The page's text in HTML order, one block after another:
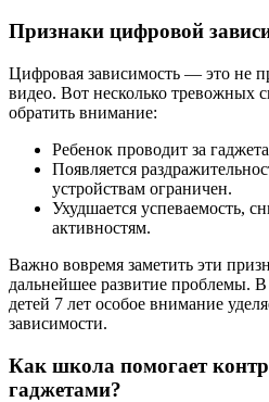
Признаки цифровой
Цифровая зависимость — это не
видео. Вот несколько тревожных
обратить внимание:
Ребенок проводит за
Появляется
устройствам ограничен.
Ухудшается успеваемость,
активностям.
Важно вовремя заметить эти
дальнейшее развитие проблемы.
детей 7 лет особое внимание
зависимости.
Как школа помогает
гаджетами?